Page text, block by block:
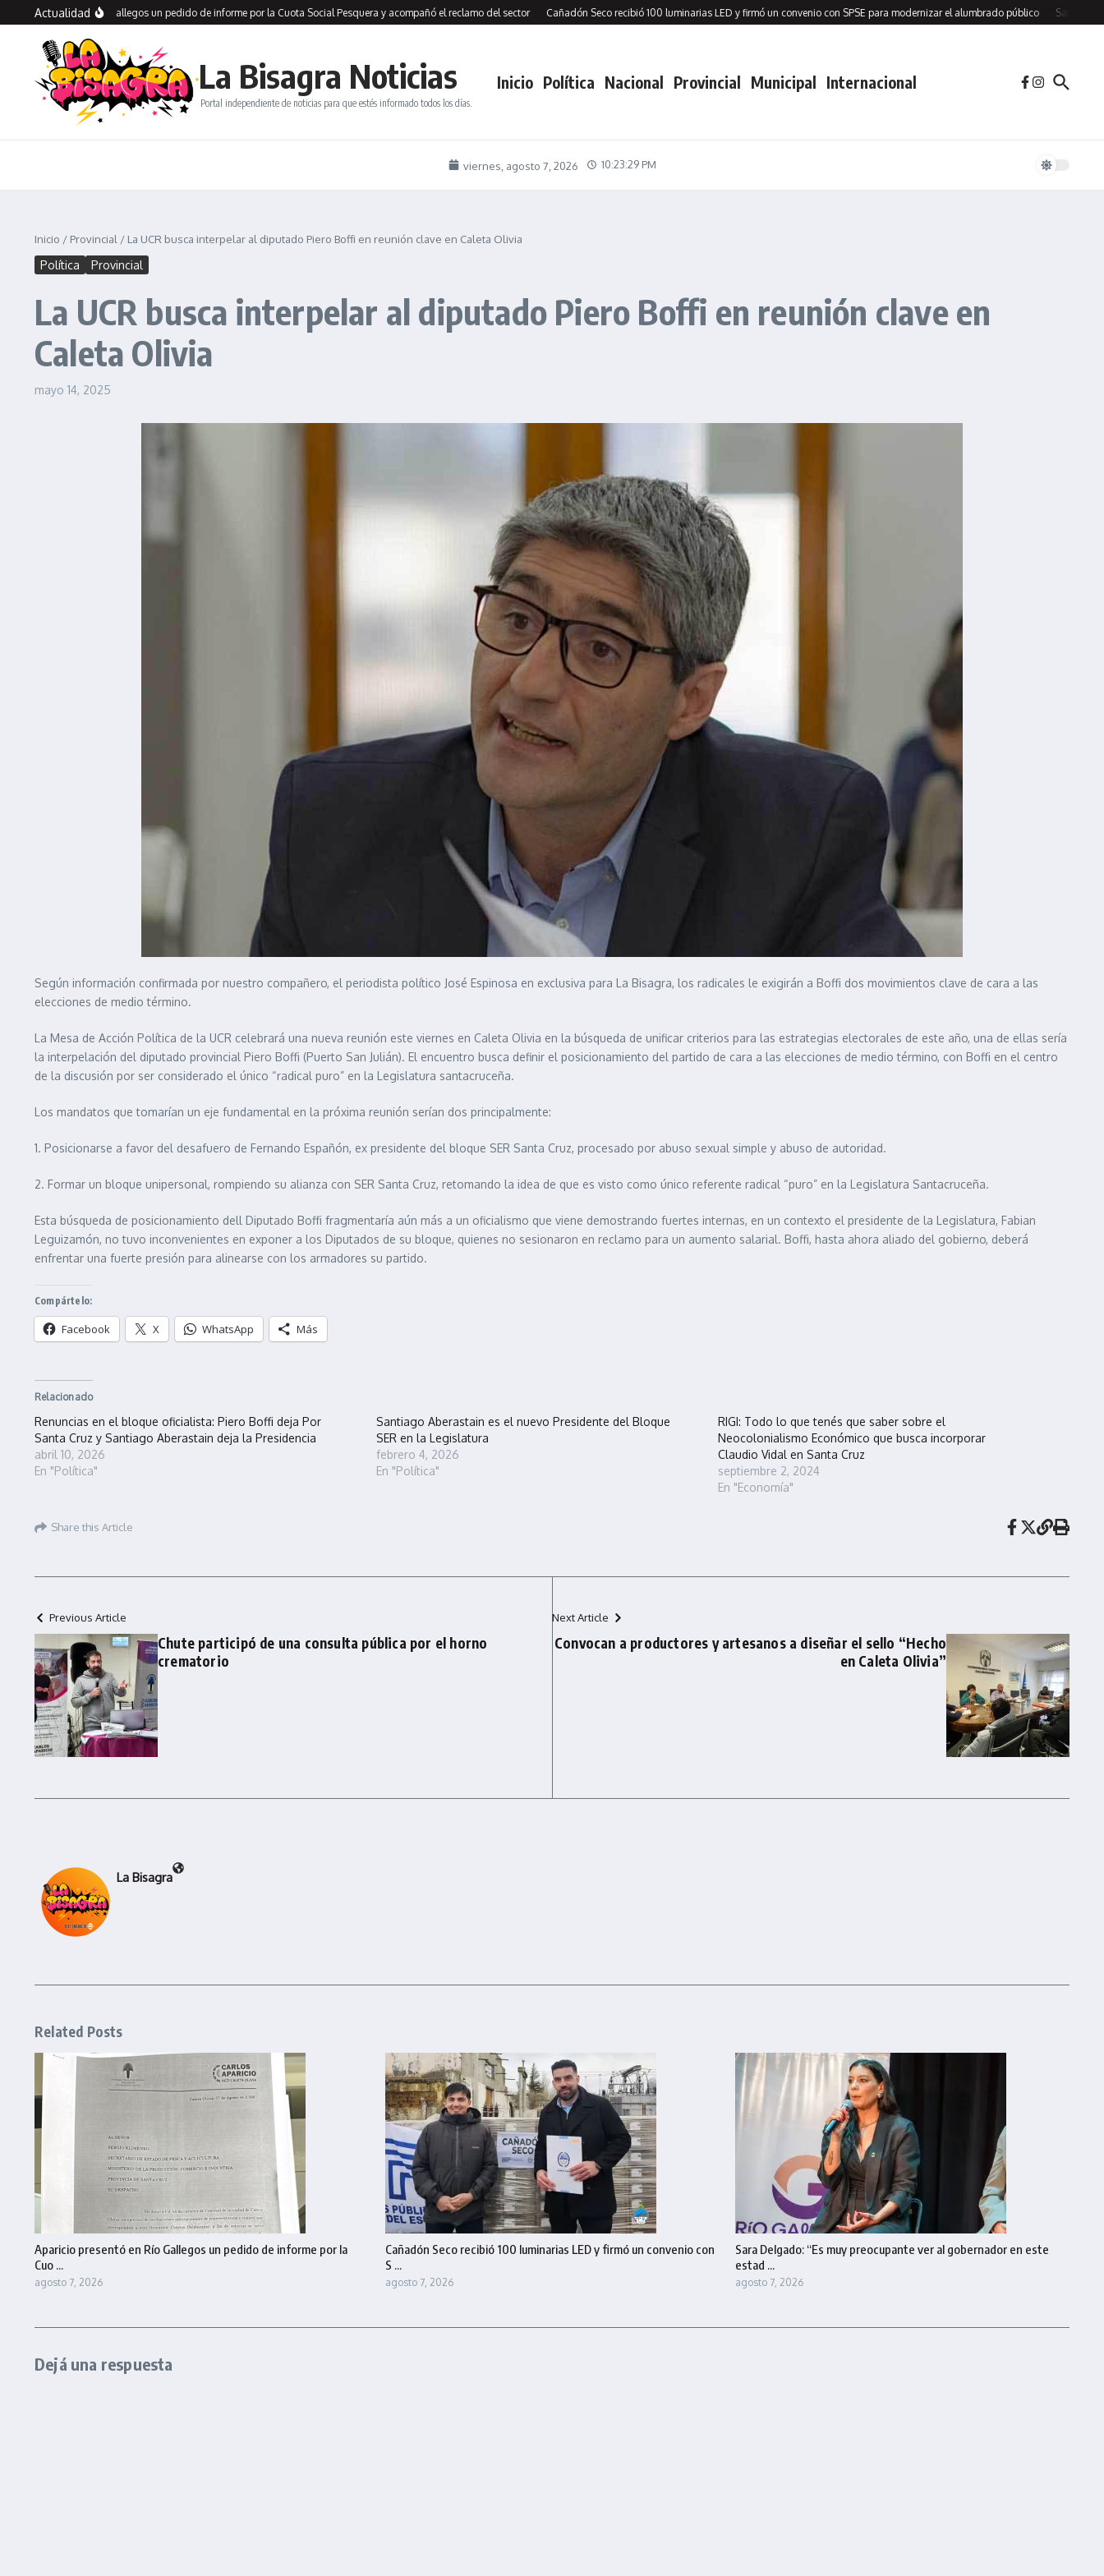
Saltar al contenido
Actualidad
presentó en Río Gallegos un pedido de informe por la Cuota Social Pesquera y acompañó el reclamo del sector Cañadón Seco recibió 100 luminarias LED y firmó un convenio con SPSE para modernizar el alumbrado público Sara Delgado:
La Bisagra Noticias
Portal independiente de noticias para que estés informado todos los días.
Inicio Política Nacional Provincial Municipal Internacional
viernes, agosto 7, 2026 10:23:29 PM
Inicio / Provincial / La UCR busca interpelar al diputado Piero Boffi en reunión clave en Caleta Olivia
Política Provincial
La UCR busca interpelar al diputado Piero Boffi en reunión clave en
Caleta Olivia
mayo 14, 2025
Según información confirmada por nuestro compañero, el periodista político José Espinosa en exclusiva para La Bisagra, los radicales le exigirán a Boffi dos movimientos clave de cara a las
elecciones de medio término.
La Mesa de Acción Política de la UCR celebrará una nueva reunión este viernes en Caleta Olivia en la búsqueda de unificar criterios para las estrategias electorales de este año, una de ellas sería
la interpelación del diputado provincial Piero Boffi (Puerto San Julián). El encuentro busca definir el posicionamiento del partido de cara a las elecciones de medio término, con Boffi en el centro
de la discusión por ser considerado el único “radical puro” en la Legislatura santacruceña.
Los mandatos que tomarían un eje fundamental en la próxima reunión serían dos principalmente:
1. Posicionarse a favor del desafuero de Fernando Españón, ex presidente del bloque SER Santa Cruz, procesado por abuso sexual simple y abuso de autoridad.
2. Formar un bloque unipersonal, rompiendo su alianza con SER Santa Cruz, retomando la idea de que es visto como único referente radical “puro” en la Legislatura Santacruceña.
Esta búsqueda de posicionamiento dell Diputado Boffi fragmentaría aún más a un oficialismo que viene demostrando fuertes internas, en un contexto el presidente de la Legislatura, Fabian
Leguizamón, no tuvo inconvenientes en exponer a los Diputados de su bloque, quienes no sesionaron en reclamo para un aumento salarial. Boffi, hasta ahora aliado del gobierno, deberá
enfrentar una fuerte presión para alinearse con los armadores su partido.
Compártelo:
Facebook X WhatsApp Más
Relacionado
Renuncias en el bloque oficialista: Piero Boffi deja Por
Santa Cruz y Santiago Aberastain deja la Presidencia
abril 10, 2026
En "Política"
Santiago Aberastain es el nuevo Presidente del Bloque
SER en la Legislatura
febrero 4, 2026
En "Política"
RIGI: Todo lo que tenés que saber sobre el
Neocolonialismo Económico que busca incorporar
Claudio Vidal en Santa Cruz
septiembre 2, 2024
En "Economía"
Share this Article
Previous Article
Chute participó de una consulta pública por el horno
crematorio
Next Article
Convocan a productores y artesanos a diseñar el sello “Hecho
en Caleta Olivia”
La Bisagra
Related Posts
Aparicio presentó en Río Gallegos un pedido de informe por la
Cuo ...
agosto 7, 2026
Cañadón Seco recibió 100 luminarias LED y firmó un convenio con
S ...
agosto 7, 2026
Sara Delgado: “Es muy preocupante ver al gobernador en este
estad ...
agosto 7, 2026
Dejá una respuesta